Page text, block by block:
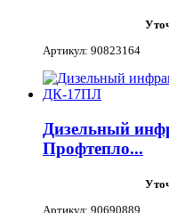
Артикул: 90823164
Дизельный
Профтепло...
Артикул: 90690889